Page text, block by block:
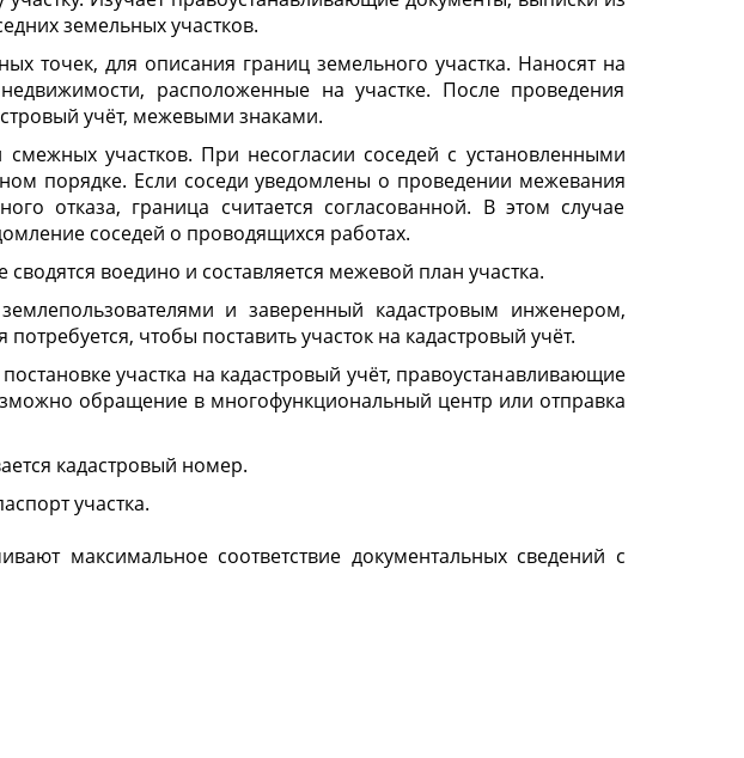
земельных участков.
точек, для описания границ земельного участка. Наносят на
расположенные на участке. После проведения
учёт, межевыми знаками.
участков. При несогласии соседей с установленными
порядке. Если соседи уведомлены о проведении межевания
отказа, граница считается согласованной. В этом случае
соседей о проводящихся работах.
воедино и составляется межевой план участка.
и заверенный кадастровым инженером,
чтобы поставить участок на кадастровый учёт.
участка на кадастровый учёт, правоустанавливающие
обращение в многофункциональный центр или отправка
кадастровый номер.
участка.
максимальное соответствие документальных сведений с